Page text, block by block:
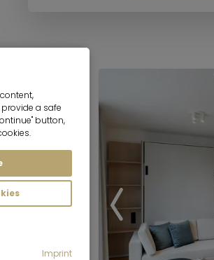
a safe
button,
Imprint